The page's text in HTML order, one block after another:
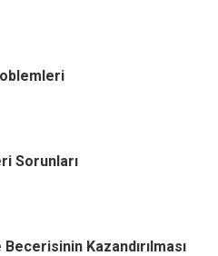
Sorunları
Kazandırılması